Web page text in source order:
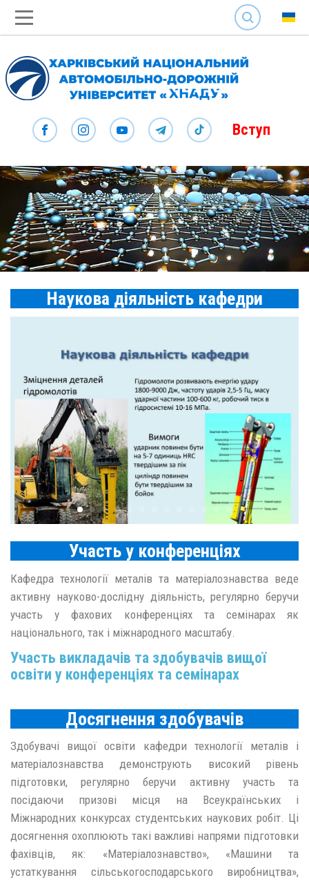
SEARCH
Вступ
Наукова діяльність кафедри
Участь у конференціях
Кафедра технології металів та матеріалознавства веде
активну науково-дослідну діяльність, регулярно беручи
участь у фахових конференціях та семінарах як
національного, так і міжнародного масштабу.
Участь викладачів та здобувачів вищої
освіти у конференціях та семінарах
Досягнення здобувачів
Здобувачі вищої освіти кафедри технології металів і
матеріалознавства демонструють високий рівень
підготовки, регулярно беручи активну участь та
посідаючи призові місця на Всеукраїнських і
Міжнародних конкурсах студентських наукових робіт. Ці
досягнення охоплюють такі важливі напрями підготовки
фахівців, як: «Матеріалознавство», «Машини та
устаткування сільськогосподарського виробництва»,